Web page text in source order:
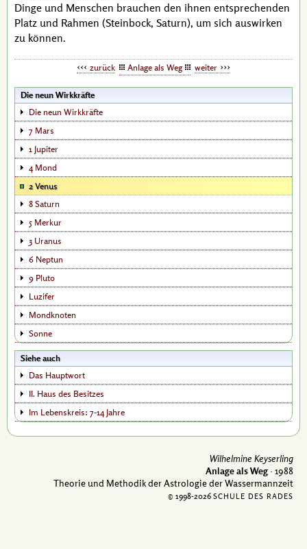
Dinge und Menschen brauchen den ihnen entsprechenden
Platz und Rahmen (Steinbock, Saturn), um sich auswirken
zu können.
zurück Anlage als Weg weiter
Die neun Wirkkräfte
Die neun Wirkkräfte
7 Mars
1 Jupiter
4 Mond
2 Venus
8 Saturn
5 Merkur
3 Uranus
6 Neptun
9 Pluto
Luzifer
Mondknoten
Sonne
Siehe auch
Das Hauptwort
II. Haus des Besitzes
Im Lebenskreis: 7-14 Jahre
Wilhelmine Keyserling
Anlage als Weg · 1988
Theorie und Methodik der Astrologie der Wassermannzeit
© 1998-2026 SCHULE DES RADES